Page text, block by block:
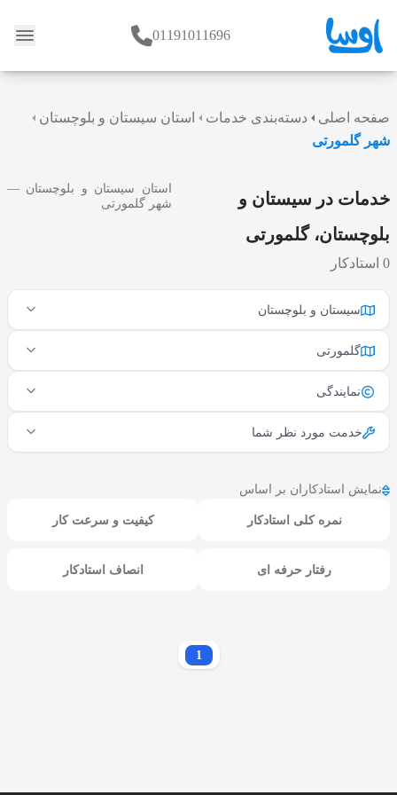
وبلاگ 01191011696
صفحه اصلی دسته‌بندی خدمات
استان سیستان و بلوچستان
شهر گلمورتی
خدمات در سیستان و
بلوچستان، گلمورتی
0 استادکار
استان سیستان و بلوچستان —
شهر گلمورتی
سیستان و بلوچستان
گلمورتی
نمایندگی
خدمت مورد نظر شما
نمایش استادکاران بر اساس
نمره کلی استادکار کیفیت و سرعت کار
رفتار حرفه ای انصاف استادکار
1